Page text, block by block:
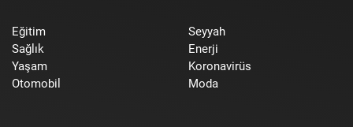
Eğitim
Sağlık
Yaşam
Otomobil
Seyyah
Enerji
Koronavirüs
Moda